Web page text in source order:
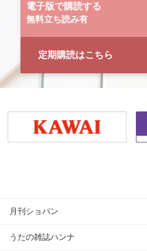
電子版で購読する
無料立ち読み有
定期購読はこちら
月刊ショパン
うたの雑誌ハンナ